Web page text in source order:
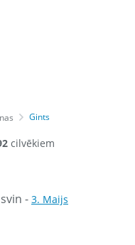
Gints
cilvēkiem
- 3. Maijs